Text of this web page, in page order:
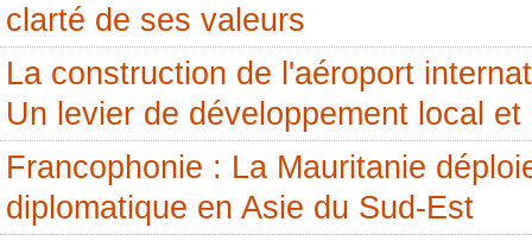
clarté de ses valeurs
La construction de l'aéroport
Un levier de développement local et
Francophonie : La Mauritanie
diplomatique en Asie du Sud-Est